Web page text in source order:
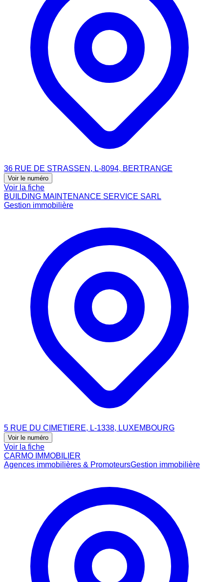
36 RUE DE STRASSEN, L-8094, BERTRANGE
Voir le numéro
Voir la fiche
BUILDING MAINTENANCE SERVICE SARL
Gestion immobilière
5 RUE DU CIMETIERE, L-1338, LUXEMBOURG
Voir le numéro
Voir la fiche
CARMO IMMOBILIER
Agences immobilières & PromoteursGestion immobilière